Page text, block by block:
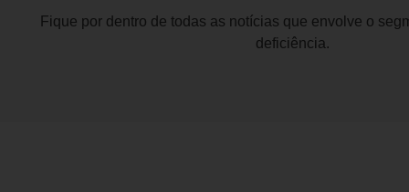
Fique por dentro de todas as notícias que envolve o
deficiência.